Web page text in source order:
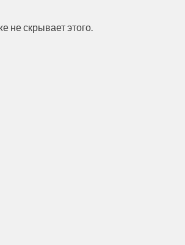
не скрывает этого.